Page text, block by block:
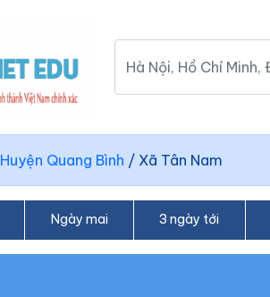
Huyện Quang Bình / Xã Tân Nam
Ngày mai 3 ngày tới